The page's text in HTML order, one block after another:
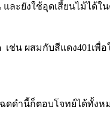
ละยังใช้อุดเสี้ยนไม้ได้ใ
น ผสมกับสีแดง401เพื่อ
ดำนี้ก็ตอบโจทย์ได้ทั้งห